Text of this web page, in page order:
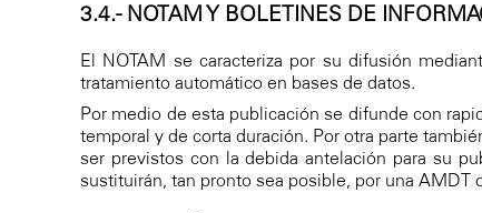
3.4.- NOTAM Y BOLETINES DE
El NOTAM se caracteriza por su difusión
tratamiento automático en bases de datos.
Por medio de esta publicación se difunde con
temporal y de corta duración. Por otra parte
ser previstos con la debida antelación para su
sustituirán, tan pronto sea posible, por una AMDT